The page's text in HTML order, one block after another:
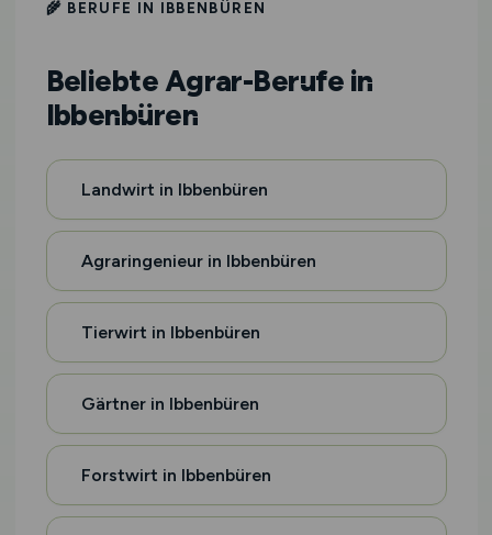
🌾 BERUFE IN IBBENBÜREN
Beliebte Agrar-Berufe in
Ibbenbüren
Landwirt in Ibbenbüren
Agraringenieur in Ibbenbüren
Tierwirt in Ibbenbüren
Gärtner in Ibbenbüren
Forstwirt in Ibbenbüren